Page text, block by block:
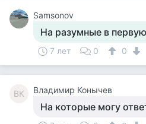
Samsonov
На разумные в
7 лет 0 0
ВК Владимир Конычев
На которые могу